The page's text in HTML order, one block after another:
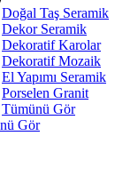
Doğal Taş Seramik
Dekor Seramik
Dekoratif Karolar
Dekoratif Mozaik
El Yapımı Seramik
Porselen Granit
Tümünü Gör
Gör